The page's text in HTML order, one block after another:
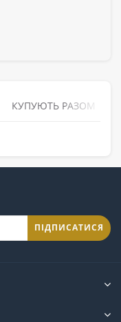
КУПУЮТЬ РАЗОМ
ПІДПИСАТИСЯ